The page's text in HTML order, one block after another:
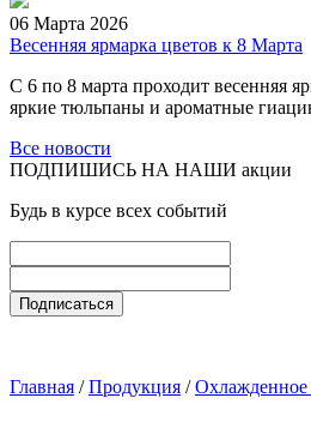
06 Марта 2026
Весенняя ярмарка цветов к 8 Марта
С 6 по 8 марта проходит весенняя
яркие тюльпаны и ароматные
Все новости
ПОДПИШИСЬ НА НАШИ акции
Будь в курсе всех событий
Главная /Продукция /Охлажденное